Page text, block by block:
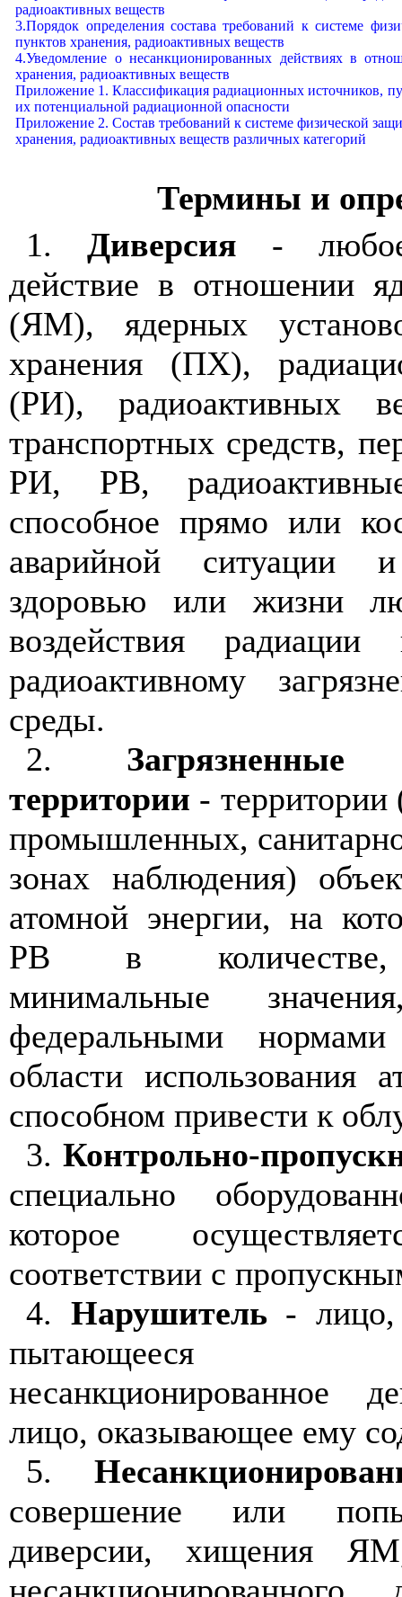
радиоактивных веществ
3.Порядок определения состава требований к системе
пунктов хранения, радиоактивных веществ
4.Уведомление о несанкционированных действиях в
хранения, радиоактивных веществ
Приложение 1. Классификация радиационных источников,
их потенциальной радиационной опасности
Приложение 2. Состав требований к системе физической
хранения, радиоактивных веществ различных категорий
Термины и
1. Диверсия - любое
действие в отношении
(ЯМ), ядерных
хранения (ПХ),
(РИ), радиоактивных
транспортных средств,
РИ, РВ,
способное прямо или
аварийной ситуации
здоровью или жизни
воздействия
радиоактивному
среды.
2. Загрязненные
территории -
промышленных,
зонах наблюдения)
атомной энергии, на
РВ в количестве,
минимальные
федеральными
области использования
способном привести к
3. Контрольно-
специально
которое
соответствии с
4. Нарушитель- лицо,
пытающееся
несанкционированное
лицо, оказывающее ему
5.
совершение или
диверсии, хищения